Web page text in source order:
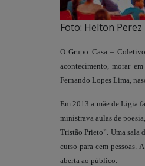
Foto: Helton Perez
O Grupo Casa –
acontecimento, morar
Fernando Lopes Lima,
Em 2013 a mãe de Ligia
ministrava aulas de
Tristão Prieto”. Uma sala
curso para cem
aberta ao público.